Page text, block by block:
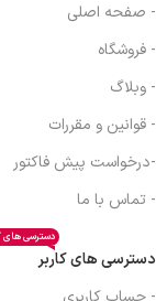
- صفحه اصلی
- فروشگاه
- وبلاگ
- قوانین و مقررات
-درخواست پیش فاکتور
- تماس با ما
دسترسی های کاربر
دسترسی های